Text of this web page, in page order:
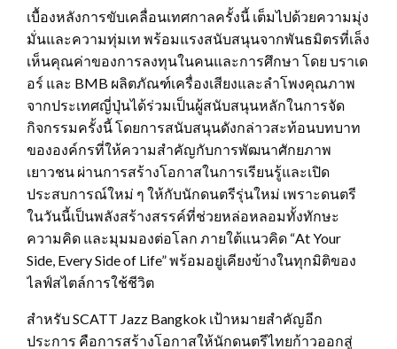
เบื้องหลังการขับเคลื่อนเทศกาลครั้งนี้ เต็มไปด้วยความมุ่ง
มั่นและความทุ่มเท พร้อมแรงสนับสนุนจากพันธมิตรที่เล็ง
เห็นคุณค่าของการลงทุนในคนและการศึกษา โดย บราเด
อร์ และ BMB ผลิตภัณฑ์เครื่องเสียงและลำโพงคุณภาพ
จากประเทศญี่ปุ่นได้ร่วมเป็นผู้สนับสนุนหลักในการจัด
กิจกรรมครั้งนี้ โดยการสนับสนุนดังกล่าวสะท้อนบทบาท
ขององค์กรที่ให้ความสำคัญกับการพัฒนาศักยภาพ
เยาวชน ผ่านการสร้างโอกาสในการเรียนรู้และเปิด
ประสบการณ์ใหม่ ๆ ให้กับนักดนตรีรุ่นใหม่ เพราะดนตรี
ในวันนี้เป็นพลังสร้างสรรค์ที่ช่วยหล่อหลอมทั้งทักษะ
ความคิด และมุมมองต่อโลก ภายใต้แนวคิด “At Your
Side, Every Side of Life” พร้อมอยู่เคียงข้างในทุกมิติของ
ไลฟ์สไตล์การใช้ชีวิต
สำหรับ SCATT Jazz Bangkok เป้าหมายสำคัญอีก
ประการ คือการสร้างโอกาสให้นักดนตรีไทยก้าวออกสู่